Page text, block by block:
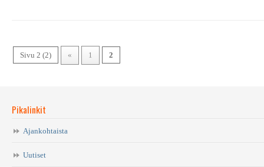
Sivu 2 (2) « 1 2
Pikalinkit
Ajankohtaista
Uutiset